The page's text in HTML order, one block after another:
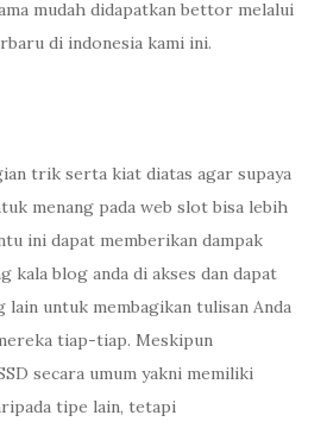
mudah didapatkan bettor melalui
di indonesia kami ini.
trik serta kiat diatas agar supaya
menang pada web slot bisa lebih
ini dapat memberikan dampak
kala blog anda di akses dan dapat
untuk membagikan tulisan Anda
tiap-tiap. Meskipun
secara umum yakni memiliki
tipe lain, tetapi